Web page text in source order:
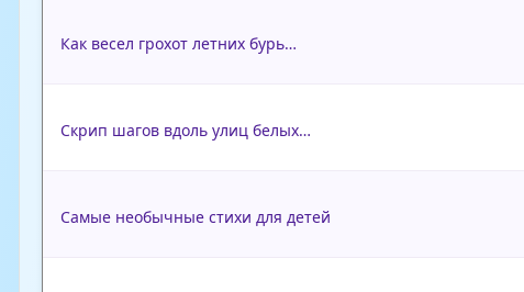
Как весел грохот летних бурь…
Скрип шагов вдоль улиц белых…
Самые необычные стихи для детей